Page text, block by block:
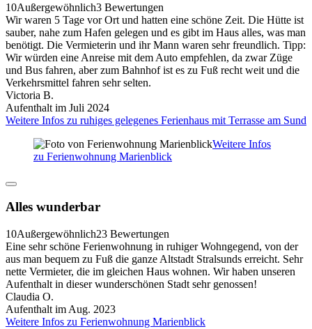
10Außergewöhnlich3 Bewertungen
Wir waren 5 Tage vor Ort und hatten eine schöne Zeit. Die Hütte ist
sauber, nahe zum Hafen gelegen und es gibt im Haus alles, was man
benötigt. Die Vermieterin und ihr Mann waren sehr freundlich. Tipp:
Wir würden eine Anreise mit dem Auto empfehlen, da zwar Züge
und Bus fahren, aber zum Bahnhof ist es zu Fuß recht weit und die
Verkehrsmittel fahren sehr selten.
Victoria B.
Aufenthalt im Juli 2024
Weitere Infos zu ruhiges gelegenes Ferienhaus mit Terrasse am Sund
Weitere Infos
zu Ferienwohnung Marienblick
Alles wunderbar
10Außergewöhnlich23 Bewertungen
Eine sehr schöne Ferienwohnung in ruhiger Wohngegend, von der
aus man bequem zu Fuß die ganze Altstadt Stralsunds erreicht. Sehr
nette Vermieter, die im gleichen Haus wohnen. Wir haben unseren
Aufenthalt in dieser wunderschönen Stadt sehr genossen!
Claudia O.
Aufenthalt im Aug. 2023
Weitere Infos zu Ferienwohnung Marienblick